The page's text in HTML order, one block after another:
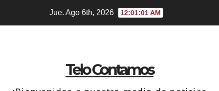
Jue. Ago 6th, 2026 12:01:01 AM
Telo Contamos